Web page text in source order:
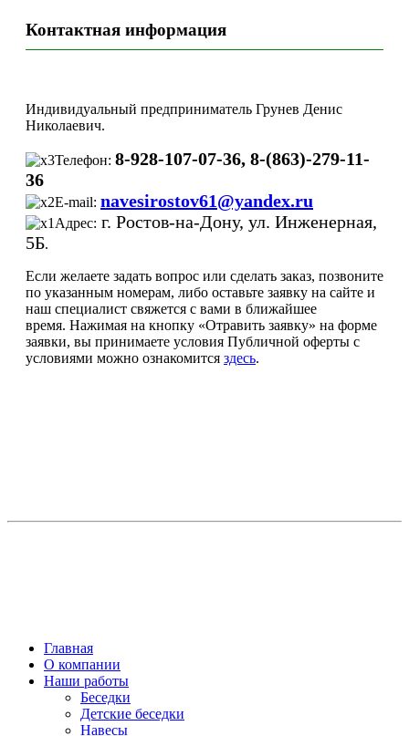
Контактная информация
Индивидуальный предприниматель Грунев Денис
Николаевич.
Телефон: 8-928-107-07-36, 8-(863)-279-11-
36
E-mail: navesirostov61@yandex.ru
Адрес: г. Ростов-на-Дону, ул. Инженерная,
5Б.
Если желаете задать вопрос или сделать заказ, позвоните
по указанным номерам, либо оставьте заявку на сайте и
наш специалист свяжется с вами в ближайшее
время. Нажимая на кнопку «Отравить заявку» на форме
заявки, вы принимаете условия Публичной оферты с
условиями можно ознакомится здесь.
Главная
О компании
Наши работы
Беседки
Детские беседки
Навесы